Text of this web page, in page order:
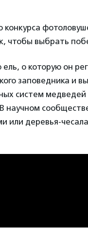
чтобы выбрать
о которую он
заповедника и
систем медведей
научном
деревья-